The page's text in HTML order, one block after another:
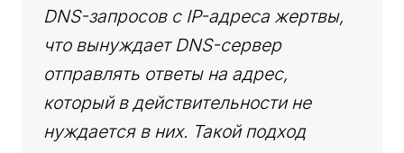
DNS-запросов с IP-адреса жертвы,
что вынуждает DNS-сервер
отправлять ответы на адрес,
который в действительности не
нуждается в них. Такой подход